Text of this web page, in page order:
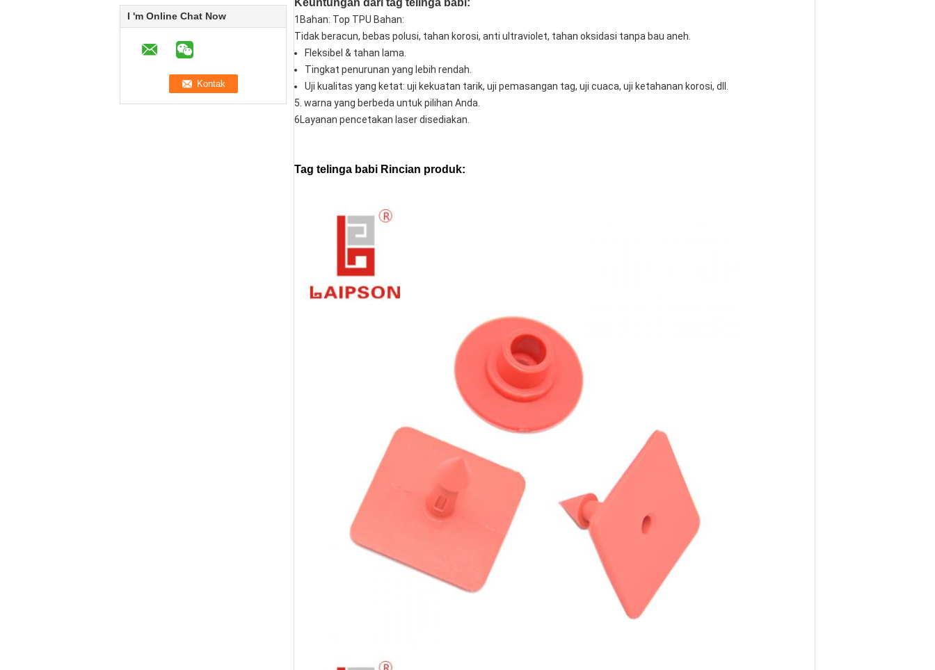
I 'm Online Chat Now
Keuntungan dari tag telinga babi:
1Bahan: Top TPU Bahan:
Tidak beracun, bebas polusi, tahan korosi, anti ultraviolet, tahan oksidasi tanpa bau aneh.
Fleksibel & tahan lama.
Tingkat penurunan yang lebih rendah.
Uji kualitas yang ketat: uji kekuatan tarik, uji pemasangan tag, uji cuaca, uji ketahanan korosi, dll.
5. warna yang berbeda untuk pilihan Anda.
6Layanan pencetakan laser disediakan.
Tag telinga babi Rincian produk: